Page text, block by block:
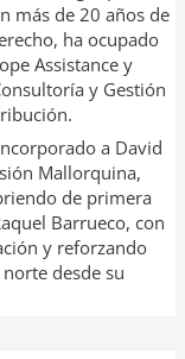
más de 20 años de
ha ocupado
Assistance y
y Gestión
a David
Mallorquina,
de primera
Barrueco, con
y reforzando
desde su